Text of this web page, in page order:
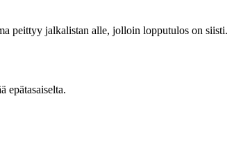
peittyy jalkalistan alle, jolloin lopputulos on siisti.
epätasaiselta.